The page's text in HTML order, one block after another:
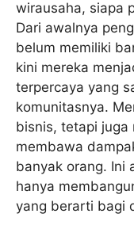
wirausaha, siapa
Dari awalnya
belum memiliki
kini mereka
terpercaya yang
komunitasnya.
bisnis, tetapi juga
membawa
banyak orang. Ini
hanya
yang berarti bagi